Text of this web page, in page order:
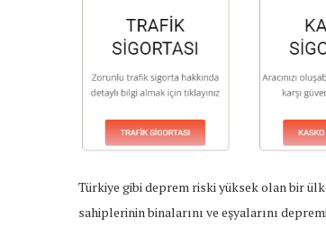
Türkiye gibi deprem riski yüksek olan bir
sahiplerinin binalarını ve eşyalarını